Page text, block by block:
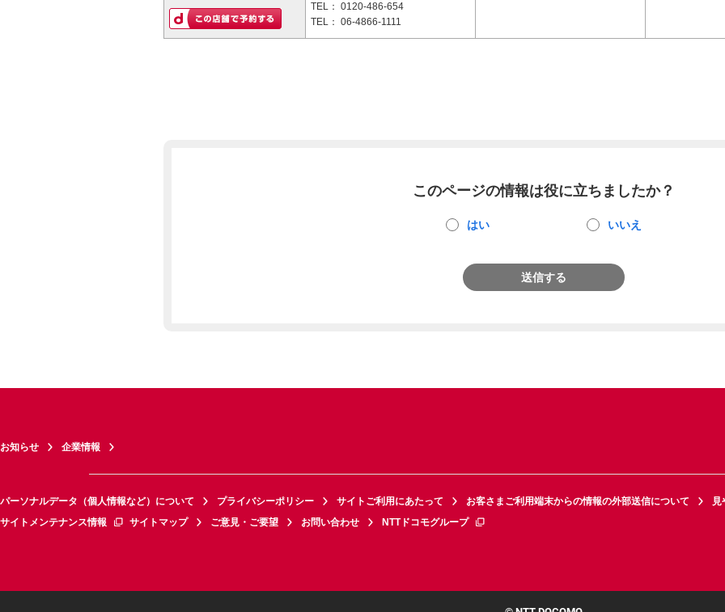
TEL： 0120-486-654
TEL： 06-4866-1111
このページの情報は役に立ちましたか？
はい いいえ
送信する
お知らせ 企業情報
パーソナルデータ（個人情報など）について プライバシーポリシー サイトご利用にあたって お客さまご利用端末からの情報の外部送信について
見
サイトメンテナンス情報
サイトマップ ご意見・ご要望 お問い合わせ NTTドコモグループ